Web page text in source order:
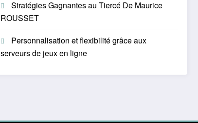
Stratégies Gagnantes au Tiercé De Maurice
ROUSSET
Personnalisation et flexibilité grâce aux
serveurs de jeux en ligne